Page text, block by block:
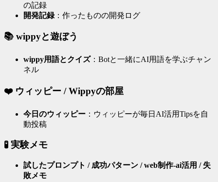
の記録
開発記録：作ったものの開発ログ
📚 wippyと遊ぼう
wippy用語とクイズ：Botと一緒にAI用語を学ぶチャン
ネル
❤️ ウィッピー / Wippyの部屋
今日のウィッピー ：ウィッピーが毎日AI活用Tipsを自
動投稿
🧪 実験メモ
試したプロンプト / 成功パターン / web制作-ai活用 / 失
敗メモ